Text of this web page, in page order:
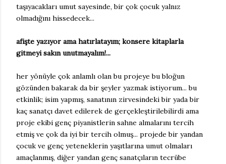
taşıyacakları umut sayesinde, bir çok çocuk yalnız
olmadığını hissedecek...
afişte yazıyor ama hatırlatayım; konsere kitaplarla
gitmeyi sakın unutmayalım!...
her yönüyle çok anlamlı olan bu projeye bu bloğun
gözünden bakarak da bir şeyler yazmak istiyorum... bu
etkinlik; isim yapmış, sanatının zirvesindeki bir yada bir
kaç sanatçı davet edilerek de gerçekleştirilebilirdi ama
proje ekibi genç piyanistlerin sahne almalarını tercih
etmiş ve çok da iyi bir tercih olmuş... projede bir yandan
çocuk ve genç yeteneklerin yaşıtlarına umut olmaları
amaçlanmış, diğer yandan genç sanatçıların tecrübe